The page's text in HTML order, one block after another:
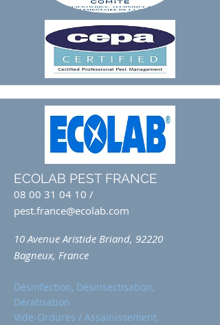
ECOLAB PEST FRANCE
08 00 31 04 10 /
pest.france@ecolab.com
10 Avenue Aristide Briand, 92220
Bagneux, France
Désinfection, Désinsectisation,
Dératisation
Vide-Ordures / Assainissement